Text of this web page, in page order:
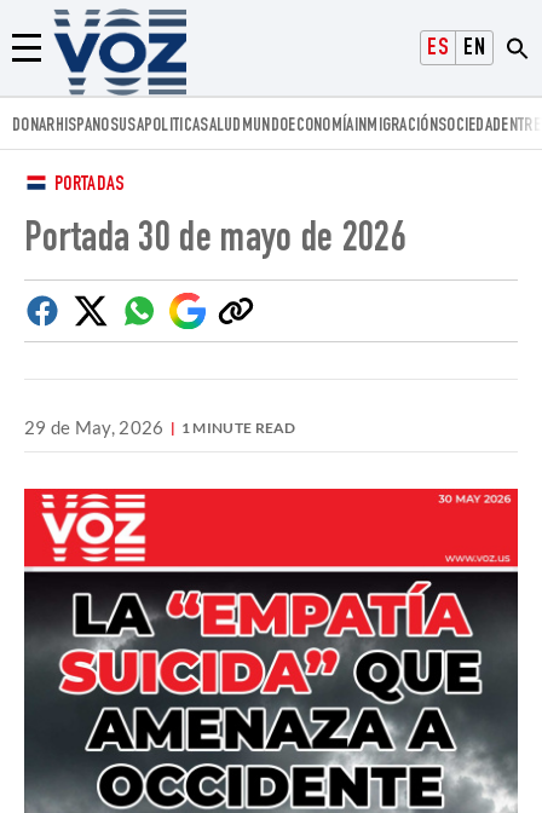
ESPAÑOLENGLISH
Menú
Voz.us
DONARHISPANOSUSAPOLITICASALUD MUNDOECONOMÍAINMIGRACIÓNSOCIEDAD
PORTADAS
Portada 30 de mayo de 2026
FacebookTwitterWhatsapp
Google
Discover
Copiar
enlace
29 de May, 2026 1 MINUTE READ